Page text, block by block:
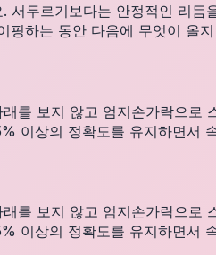
두르기보다는 안정적인 리
하는 동안 다음에 무엇이 올
를 보지 않고 엄지손가락으
이상의 정확도를 유지하면서
를 보지 않고 엄지손가락으
이상의 정확도를 유지하면서